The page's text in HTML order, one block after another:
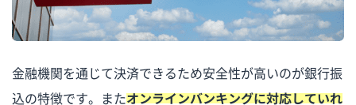
金融機関を通じて決済できるため安全性が高いのが銀行振
込の特徴です。またオンラインバンキングに対応していれ